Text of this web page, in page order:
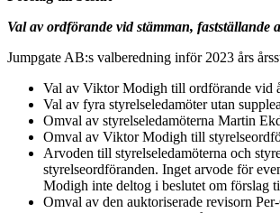
Val av ordförande vid stämman, fastställande
Jumpgate AB:s valberedning inför 2023 års
Val av Viktor Modigh till ordförande vid
Val av fyra styrelseledamöter utan
Omval av styrelseledamöterna Martin
Omval av Viktor Modigh till
Arvoden till styrelseledamöterna och
styrelseordföranden. Inget arvode för
Modigh inte deltog i beslutet om förslag
Omval av den auktoriserade revisorn